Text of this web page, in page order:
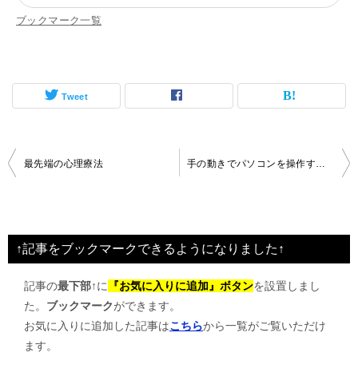
ブックマーク一覧
Tweet
投
ビ
ゲ
最先端の心理療法
↑記事をブックマークできるようになりました↑
記事の最下部↑に 『お気に入りに追加』ボタンを設置しまし
た。 ブックマークができます。
お気に入りに追加した記事はこちらから一覧がご覧いただけ
ます。